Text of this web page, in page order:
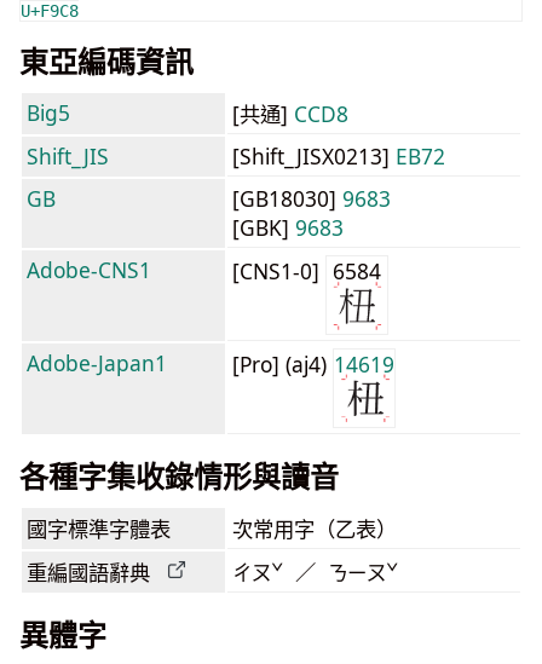
U+F9C8
東亞編碼資訊
Big5 [共通] CCD8
Shift_JIS
[Shift_JISX0213] EB72
GB
[GB18030] 9683
[GBK] 9683
Adobe-CNS1
[CNS1-0] 6584
Adobe-Japan1 [Pro] (aj4) 14619
各種字集收錄情形與讀音
國字標準字體表 次常用字（乙表）
重編國語辭典 ㄔㄡˇ ／ ㄋㄧㄡˇ
異體字